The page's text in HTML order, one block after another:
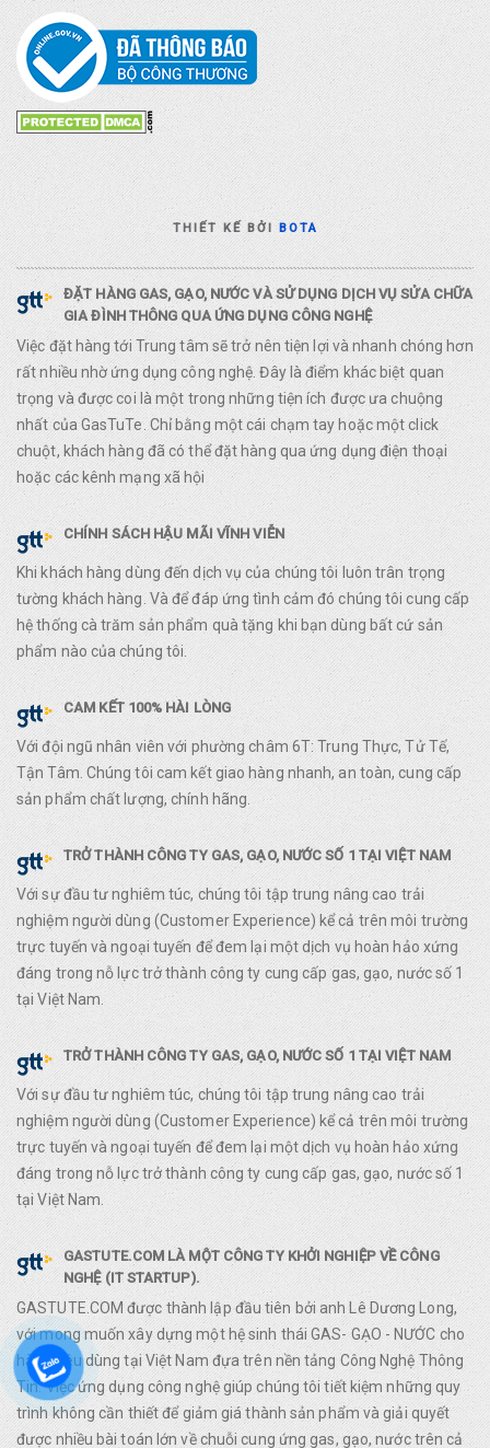
THIẾT KẾ BỞIBOTA
ĐẶT HÀNG GAS, GẠO, NƯỚC VÀ SỬ DỤNG DỊCH VỤ SỬA CHỮA
GIA ĐÌNH THÔNG QUA ỨNG DỤNG CÔNG NGHỆ
Việc đặt hàng tới Trung tâm sẽ trở nên tiện lợi và nhanh chóng hơn
rất nhiều nhờ ứng dụng công nghệ. Đây là điểm khác biệt quan
trọng và được coi là một trong những tiện ích được ưa chuộng
nhất của GasTuTe. Chỉ bằng một cái chạm tay hoặc một click
chuột, khách hàng đã có thể đặt hàng qua ứng dụng điện thoại
hoặc các kênh mạng xã hội
CHÍNH SÁCH HẬU MÃI VĨNH VIỄN
Khi khách hàng dùng đến dịch vụ của chúng tôi luôn trân trọng
tường khách hàng. Và để đáp ứng tình cảm đó chúng tôi cung cấp
hệ thống cà trăm sản phẩm quà tặng khi bạn dùng bất cứ sản
phẩm nào của chúng tôi.
CAM KẾT 100% HÀI LÒNG
Với đội ngũ nhân viên với phường châm 6T: Trung Thực, Tử Tế,
Tận Tâm. Chúng tôi cam kết giao hàng nhanh, an toàn, cung cấp
sản phẩm chất lượng, chính hãng.
TRỞ THÀNH CÔNG TY GAS, GẠO, NƯỚC SỐ 1 TẠI VIỆT NAM
Với sự đầu tư nghiêm túc, chúng tôi tập trung nâng cao trải
nghiệm người dùng (Customer Experience) kể cả trên môi trường
trực tuyến và ngoại tuyến để đem lại một dịch vụ hoàn hảo xứng
đáng trong nỗ lực trở thành công ty cung cấp gas, gạo, nước số 1
tại Việt Nam.
TRỞ THÀNH CÔNG TY GAS, GẠO, NƯỚC SỐ 1 TẠI VIỆT NAM
Với sự đầu tư nghiêm túc, chúng tôi tập trung nâng cao trải
nghiệm người dùng (Customer Experience) kể cả trên môi trường
trực tuyến và ngoại tuyến để đem lại một dịch vụ hoàn hảo xứng
đáng trong nỗ lực trở thành công ty cung cấp gas, gạo, nước số 1
tại Việt Nam.
GASTUTE.COM LÀ MỘT CÔNG TY KHỞI NGHIỆP VỀ CÔNG
NGHỆ (IT STARTUP).
GASTUTE.COM được thành lập đầu tiên bởi anh Lê Dương Long,
với mong muốn xây dựng một hệ sinh thái GAS- GẠO - NƯỚC cho
hàng tiêu dùng tại Việt Nam đựa trên nền tảng Công Nghệ Thông
Tin. Việc ứng dụng công nghệ giúp chúng tôi tiết kiệm những quy
trình không cần thiết để giảm giá thành sản phẩm và giải quyết
được nhiều bài toán lớn về chuỗi cung ứng gas, gạo, nước trên cả